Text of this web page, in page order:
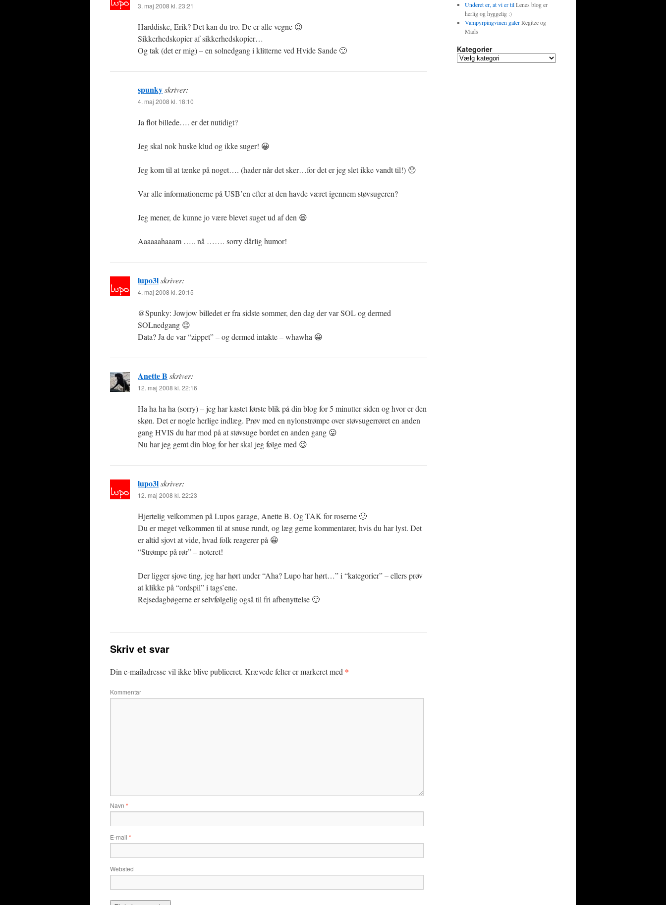
3. maj 2008 kl. 23:21
Harddiske, Erik? Det kan du tro. De er alle vegne 😉
Sikkerhedskopier af sikkerhedskopier…
Og tak (det er mig) – en solnedgang i klitterne ved Hvide Sande 🙂
spunkyskriver:
4. maj 2008 kl. 18:10
Ja flot billede…. er det nutidigt?
Jeg skal nok huske klud og ikke suger! 😀
Jeg kom til at tænke på noget…. (hader når det sker…for det er jeg slet ikke vandt til!) 😯
Var alle informationerne på USB’en efter at den havde været igennem støvsugeren?
Jeg mener, de kunne jo være blevet suget ud af den 😆
Aaaaaahaaam ….. nå ……. sorry dårlig humor!
lupo3lskriver:
4. maj 2008 kl. 20:15
@Spunky: Jowjow billedet er fra sidste sommer, den dag der var SOL og dermed
SOLnedgang 😉
Data? Ja de var “zippet” – og dermed intakte – whawha 😀
Anette B skriver:
12. maj 2008 kl. 22:16
Ha ha ha ha (sorry) – jeg har kastet første blik på din blog for 5 minutter siden og hvor er den
skøn. Det er nogle herlige indlæg. Prøv med en nylonstrømpe over støvsugerrøret en anden
gang HVIS du har mod på at støvsuge bordet en anden gang 😛
Nu har jeg gemt din blog for her skal jeg følge med 😉
lupo3lskriver:
12. maj 2008 kl. 22:23
Hjertelig velkommen på Lupos garage, Anette B. Og TAK for roserne 🙂
Du er meget velkommen til at snuse rundt, og læg gerne kommentarer, hvis du har lyst. Det
er altid sjovt at vide, hvad folk reagerer på 😀
“Strømpe på rør” – noteret!
Der ligger sjove ting, jeg har hørt under “Aha? Lupo har hørt…” i “kategorier” – ellers prøv
at klikke på “ordspil” i tags’ene.
Rejsedagbøgerne er selvfølgelig også til fri afbenyttelse 🙂
Skriv et svar
Din e-mailadresse vil ikke blive publiceret. Krævede felter er markeret med *
Kommentar
Navn *
E-mail *
Websted
Underet er, at vi er tilLenes blog er
herlig og hyggelig :)
Vampyrpingvinen galerRegitze og
Mads
Kategorier